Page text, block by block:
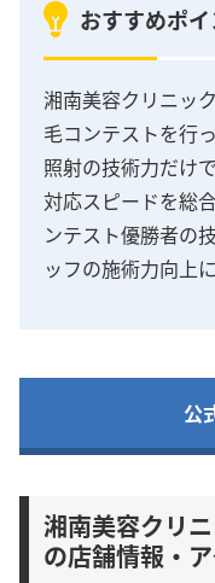
おすすめポ
湘南美容クリニッ
毛コンテストを行
照射の技術力だけ
対応スピードを総
ンテスト優勝者の
ッフの施術力向上
公
湘南美容クリ
の店舗情報・